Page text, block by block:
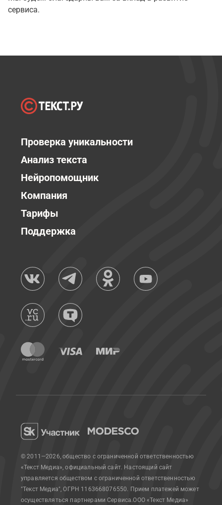
сервиса.
Проверка уникальности
Анализ текста
Нейропомощник
Компания
Тарифы
Поддержка
© 2011—2026, общество с ограниченной ответственностью
«Текст Медиа», официальный сайт. Настоящий сайт
управляется обществом с ограниченной ответственностью
"Текст Медиа", ОГРН 1163668076550. Прием платежей может
осуществляться партнерами Сервиса.ООО «Текст Медиа»